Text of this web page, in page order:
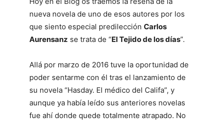
nueva novela de uno de esos autores por los
que siento especial predilección Carlos
Aurensanz se trata de “El Tejido de los días”.
Allá por marzo de 2016 tuve la oportunidad de
poder sentarme con él tras el lanzamiento de
su novela “Hasday. El médico del Califa”, y
aunque ya había leído sus anteriores novelas
fue ahí donde quede totalmente atrapado. No